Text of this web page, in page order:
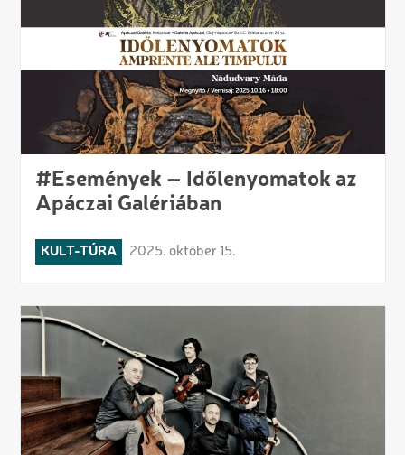
#Események – Időlenyomatok az
Apáczai Galériában
KULT-TÚRA 2025. október 15.